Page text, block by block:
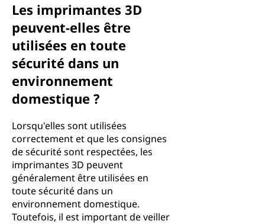
Les imprimantes 3D
peuvent-elles être
utilisées en toute
sécurité dans un
environnement
domestique ?
Lorsqu'elles sont utilisées
correctement et que les consignes
de sécurité sont respectées, les
imprimantes 3D peuvent
généralement être utilisées en
toute sécurité dans un
environnement domestique.
Toutefois, il est important de veiller